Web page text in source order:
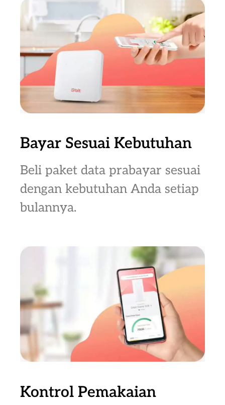
Bayar Sesuai Kebutuhan
Beli paket data prabayar sesuai
dengan kebutuhan Anda setiap
bulannya.
Kontrol Pemakaian